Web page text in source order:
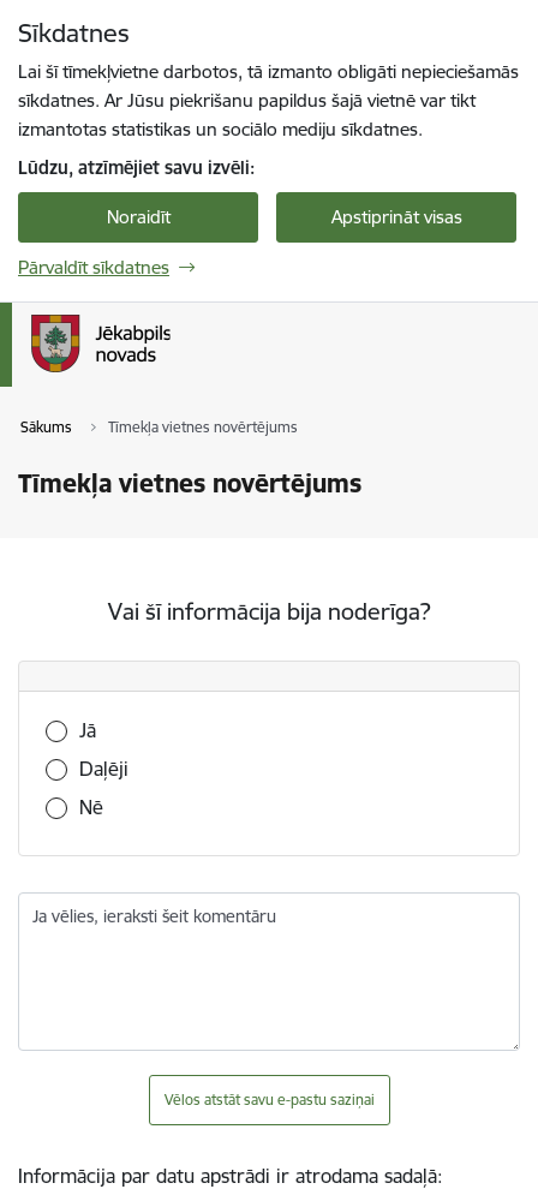
Sīkdatnes
Lai šī tīmekļvietne darbotos, tā izmanto obligāti nepieciešamās
sīkdatnes. Ar Jūsu piekrišanu papildus šajā vietnē var tikt
izmantotas statistikas un sociālo mediju sīkdatnes.
Lūdzu, atzīmējiet savu izvēli:
Noraidīt Apstiprināt visas
Pārvaldīt sīkdatnes
Sākums Tīmekļa vietnes novērtējums
Tīmekļa vietnes novērtējums
Vai šī informācija bija noderīga?
Vai šī informācija bija noderīga?
Jā
Daļēji
Nē
Ja vēlies, ieraksti šeit komentāru
Vēlos atstāt savu e-pastu saziņai
Informācija par datu apstrādi ir atrodama sadaļā: